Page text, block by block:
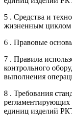
5 . Средства и
жизненным циклом
6 . Правовые
7 . Правила
контрольного
выполнения
8 . Требования
регламентирующих
единиц изделий